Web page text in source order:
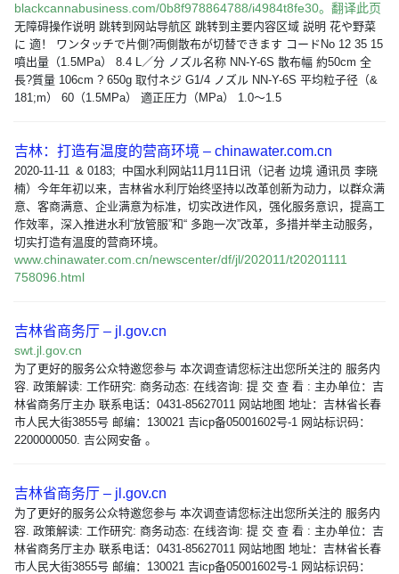
blackcannabusiness.com/0b8f978864788/i4984t8fe30。翻译此页
无障碍操作说明 跳转到网站导航区 跳转到主要内容区域 説明 花や野菜
に 適！ ワンタッチで片側?両側散布が切替できます コードNo 12 35 15
噴出量（1.5MPa） 8.4 L／分 ノズル名称 NN-Y-6S 散布幅 約50cm 全
長?質量 106cm ? 650g 取付ネジ G1/4 ノズル NN-Y-6S 平均粒子径（&
181;m） 60（1.5MPa） 適正圧力（MPa） 1.0～1.5
吉林：打造有温度的营商环境 – chinawater.com.cn
2020-11-11 & 0183; 中国水利网站11月11日讯（记者 边境 通讯员 李晓
楠）今年年初以来，吉林省水利厅始终坚持以改革创新为动力，以群众满
意、客商满意、企业满意为标准，切实改进作风，强化服务意识，提高工
作效率，深入推进水利“放管服”和“ 多跑一次”改革，多措并举主动服务，
切实打造有温度的营商环境。
www.chinawater.com.cn/newscenter/df/jl/202011/t20201111
758096.html
吉林省商务厅 – jl.gov.cn
swt.jl.gov.cn
为了更好的服务公众特邀您参与 本次调查请您标注出您所关注的 服务内
容. 政策解读: 工作研究: 商务动态: 在线咨询: 提 交 查 看 : 主办单位：吉
林省商务厅主办 联系电话：0431-85627011 网站地图 地址：吉林省长春
市人民大街3855号 邮编：130021 吉icp备05001602号-1 网站标识码：
2200000050. 吉公网安备 。
吉林省商务厅 – jl.gov.cn
为了更好的服务公众特邀您参与 本次调查请您标注出您所关注的 服务内
容. 政策解读: 工作研究: 商务动态: 在线咨询: 提 交 查 看 : 主办单位：吉
林省商务厅主办 联系电话：0431-85627011 网站地图 地址：吉林省长春
市人民大街3855号 邮编：130021 吉icp备05001602号-1 网站标识码：